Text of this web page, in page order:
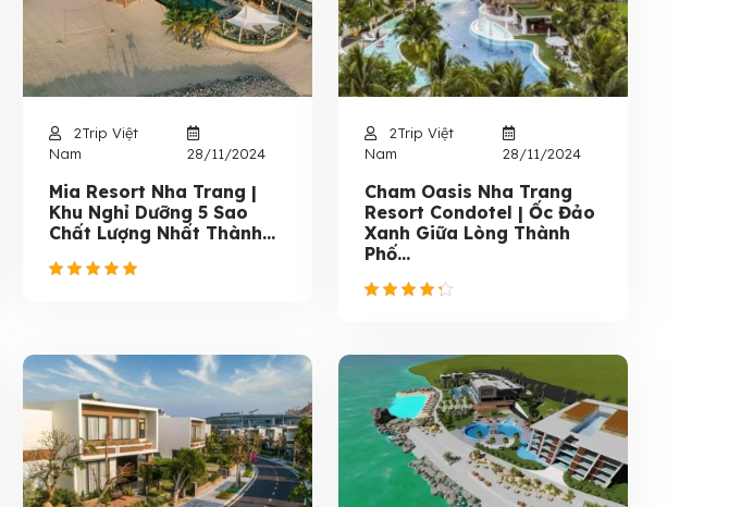
2Trip Việt
Nam
28/11/2024
Mia Resort Nha Trang |
Khu Nghỉ Dưỡng 5 Sao
Chất Lượng Nhất Thành...
2Trip Việt
Nam
28/11/2024
Cham Oasis Nha Trang
Resort Condotel | Ốc Đảo
Xanh Giữa Lòng Thành
Phố...